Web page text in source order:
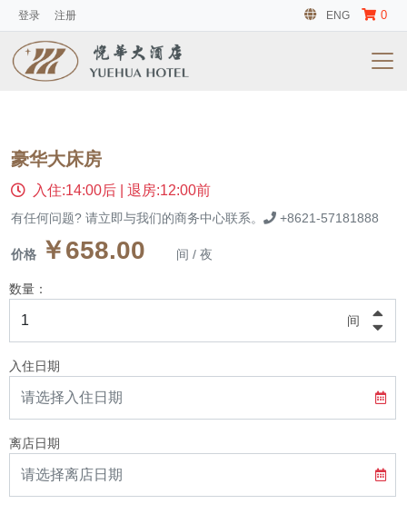
登录 注册 ENG 0
豪华大床房
入住:14:00后 | 退房:12:00前
有任何问题? 请立即与我们的商务中心联系。 +8621-57181888
价格 ￥658.00 间 / 夜
数量：
间
入住日期
离店日期